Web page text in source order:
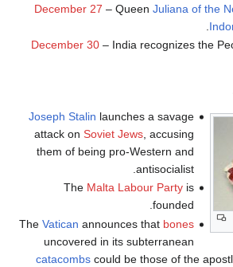
December 27 – Queen Juliana of the
December 30– India recognizes the
Joseph Stalin launches a savage
attack onSoviet Jews , accusing
them of being pro-Western and
antisocialist.
The Malta Labour Party is
founded.
TheVatican announces that bones
uncovered in its subterranean
catacombscould be those of the